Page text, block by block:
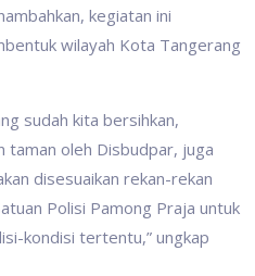
kegiatan ini
wilayah Kota Tangerang
sudah kita bersihkan,
taman oleh Disbudpar, juga
disesuaikan rekan-rekan
Polisi Pamong Praja untuk
kondisi tertentu,” ungkap